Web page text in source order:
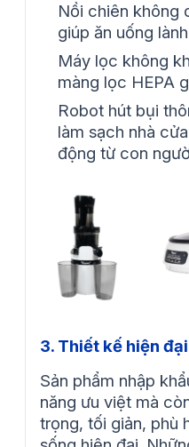
Nồi chiên không
giúp ăn uống
Máy lọc không
màng lọc HEPA
Robot hút bụi
làm sạch nhà
động từ con
3. Thiết kế hiện
Sản phẩm nhập
năng ưu việt mà
trọng, tối giản, phù